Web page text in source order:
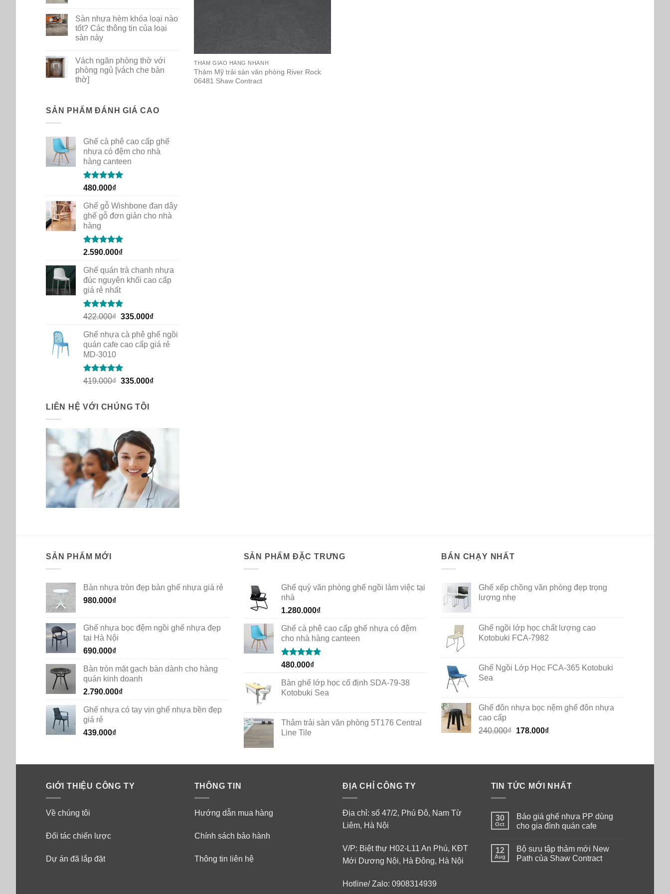
PP
dùng
cho
gia
cafe
on
Bộ
sưu
tập
New
Path
của
Shaw
Contract
Sàn nhựa hèm khóa loại nào
tốt? Các thông tin của loại
sàn này
on
Sàn
nhựa
hèm
tốt?
Các
loại
sàn
Vách ngăn phòng thờ với
phòng ngủ [vách che bàn
thờ]
Vách
phòng
ngủ
[vách
bàn
thờ]
SẢN PHẨM ĐÁNH GIÁ CAO
Ghế cà phê cao cấp ghế
nhựa có đệm cho nhà
hàng canteen
Rated5.00
480.000₫
Ghế gỗ Wishbone đan dây
ghế gỗ đơn giản cho nhà
hàng
Rated5.00
2.590.000₫
Ghế quán trà chanh nhựa
đúc nguyên khối cao cấp
giá rẻ nhất
Rated5.00
422.000₫ Original
was:
422.000₫.
335.000₫Current
is:
335.000₫.
Ghế nhựa cà phê ghế ngồi
quán cafe cao cấp giá rẻ
MD-3010
Rated5.00
419.000₫ Original
419.000₫.
335.000₫Current
LIÊN HỆ VỚI CHÚNG TÔI
THẢM GIAO HÀNG NHANH
Thảm Mỹ trải sàn văn phòng River Rock
06481 Shaw Contract
SẢN PHẨM MỚI
Bàn nhựa tròn đẹp bàn ghế nhựa giá rẻ
980.000₫
Ghế nhựa bọc đệm ngồi ghế nhựa đẹp
tại Hà Nội
690.000₫
Bàn tròn mặt gạch bàn dành cho hàng
quán kinh doanh
2.790.000₫
Ghế nhựa có tay vịn ghế nhựa bền đẹp
giá rẻ
439.000₫
SẢN PHẨM ĐẶC TRƯNG
Ghế quỳ văn phòng ghế ngồi làm việc tại
nhà
1.280.000₫
Ghế cà phê cao cấp ghế nhựa có đệm
cho nhà hàng canteen
Rated5.00
480.000₫
Bàn ghế lớp học cố định SDA-79-38
Kotobuki Sea
Thảm trải sàn văn phòng 5T176 Central
Line Tile
BÁN CHẠY NHẤT
Ghế xếp chồng văn phòng đẹp trọng
lượng nhẹ
Ghế ngồi lớp học chất lượng cao
Kotobuki FCA-7982
Ghế Ngồi Lớp Học FCA-365 Kotobuki
Sea
Ghế đôn nhựa bọc nệm ghế đôn nhựa
cao cấp
240.000₫ Original
178.000₫Current
GIỚI THIỆU CÔNG TY
Về chúng tôi
Đối tác chiến lược
Dự án đã lắp đặt
THÔNG TIN
Hướng dẫn mua hàng
Chính sách bảo hành
Thông tin liên hệ
ĐỊA CHỈ CÔNG TY
Địa chỉ: số 47/2, Phú Đô, Nam Từ
Liêm, Hà Nội
V/P: Biệt thự H02-L11 An Phú, KĐT
Mới Dương Nội, Hà Đông, Hà Nội
Hotline/ Zalo: 0908314939
TIN TỨC MỚI NHẤT
30
Oct
Báo giá ghế nhựa PP dùng
cho gia đình quán cafe
on
Báo
giá
12
Aug
Bộ sưu tập thảm mới New
Path của Shaw Contract